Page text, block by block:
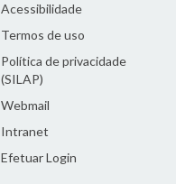
Acessibilidade
Termos de uso
Política de privacidade
(SILAP)
Webmail
Intranet
Efetuar Login